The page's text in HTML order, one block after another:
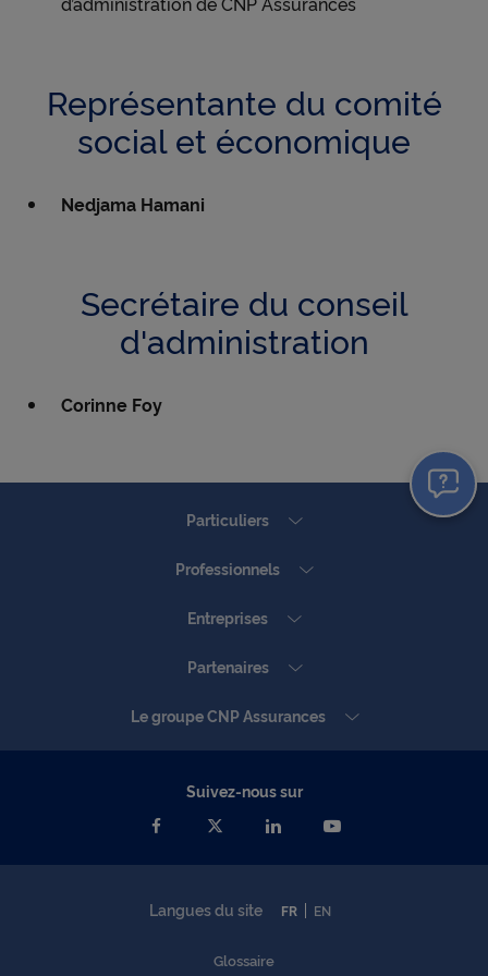
Représentante du comité
social et économique
Nedjama Hamani
Secrétaire du conseil
d'administration
Corinne Foy
Particuliers
Professionnels
Entreprises
Partenaires
Le groupe CNP Assurances
Langues du site FR EN
Glossaire
Suivez-nous sur